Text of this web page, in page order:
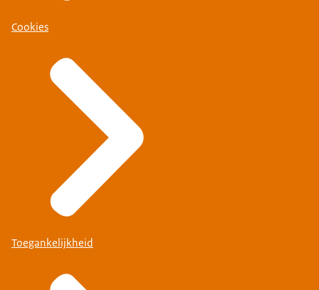
Cookies
Toegankelijkheid